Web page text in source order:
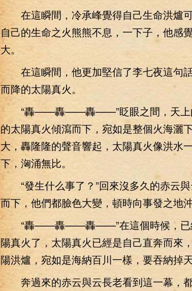
在這瞬間，冷承峰覺得自己生命洪爐可
自己的生命之火熊熊不息，一下子，他感
大。
在這瞬間，他更加堅信了李七夜這句
而降的太陽真火。
“轟——轟——轟——”眨眼之間，天上的
的太陽真火傾瀉而下，宛如是整個火海灑
大，轟隆隆的聲音響起，太陽真火像洪水
下，洶涌無比。
“發生什么事了？”回來沒多久的赤云
而下，他們都臉色大變，頓時向事發之地沖
“轟——轟——轟——”在這個時候，已經
陽真火了，太陽真火已經是自己直奔而來
陽洪爐，宛如是海納百川一樣，要吞納掉
奔過來的赤云與云長老看到這一幕，都